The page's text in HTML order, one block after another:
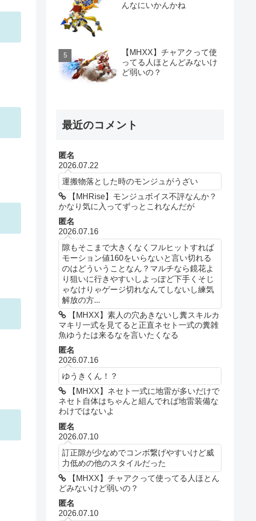
んなにいかんかね
【MHXX】チャアクって使
ってる人ほとんどみないけ
ど弱いの？
最近のコメント
匿名
2026.07.22
運搬物落とした時のモンジュがうざい
【MHRise】モンジュボイス不評なんか？
かなり気に入ってずっとこれなんだが
匿名
2026.07.16
隙もそこまで大きくなくフルヒットすれば
モーション値160をいらないと言い切れる
のはどういうことなん？マルチなら鏡花よ
り狙いに行きやすいしよっぽど下手くそじ
ゃなけりゃゲージ切れなんてしないし練気
解放の方...
【MHXX】素人の穴あきないし糞スキルカ
マキリ一式を見てると正直ネセト一式の糞雑
魚ゆうたは来るなを言いたくなる
匿名
2026.07.16
ゆうきくん！？
【MHXX】ネセト一式に地雷が多いだけで
ネセト自体はちゃんと組んでれば地雷装備な
わけではないよ
匿名
2026.07.10
訂正隙が少なめでコンボ繋げやすいけど威
力低めの他のスタイルだった
【MHXX】チャアクって使ってる人ほとん
どみないけど弱いの？
匿名
2026.07.10